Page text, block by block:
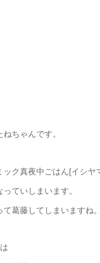
ちゃんです。
ク真夜中ごはん[イシヤ
ていしまいます。
葛藤してしまいますね。